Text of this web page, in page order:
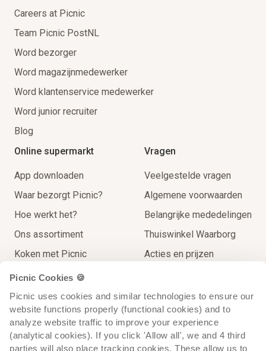
Picnic Cookies 🍪
Picnic uses cookies and similar technologies to ensure our
website functions properly (functional cookies) and to
analyze website traffic to improve your experience
(analytical cookies). If you click 'Allow all', we and 4 third
parties will also place tracking cookies. These allow us to
Careers at Picnic
Team Picnic PostNL
Word bezorger
Word magazijnmedewerker
Word klantenservice medewerker
Word junior recruiter
Blog
Online supermarkt
App downloaden
Waar bezorgt Picnic?
Hoe werkt het?
Ons assortiment
Koken met Picnic
Thuisbezorgingen
Extra Service
Op reis voor de lokale prijs
Recycling
Vragen
Veelgestelde vragen
Algemene voorwaarden
Belangrijke mededelingen
Thuiswinkel Waarborg
Acties en prijzen